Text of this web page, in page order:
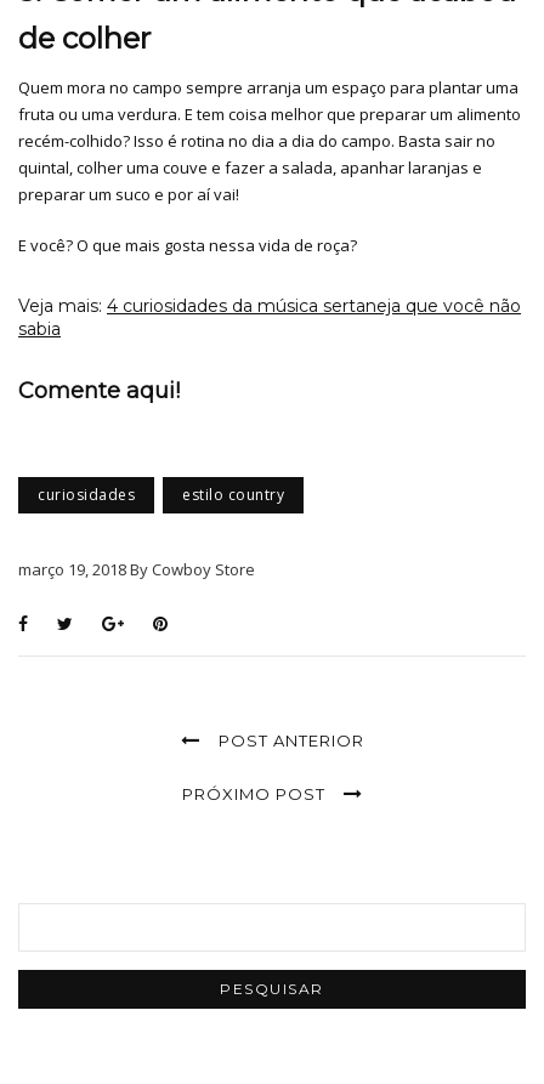
de colher
Quem mora no campo sempre arranja um espaço para plantar uma
fruta ou uma verdura. E tem coisa melhor que preparar um alimento
recém-colhido? Isso é rotina no dia a dia do campo. Basta sair no
quintal, colher uma couve e fazer a salada, apanhar laranjas e
preparar um suco e por aí vai!
E você? O que mais gosta nessa vida de roça?
Veja mais: 4 curiosidades da música sertaneja que você não
sabia
Comente aqui!
curiosidades estilo country
março 19, 2018 By Cowboy Store
POST ANTERIOR
PRÓXIMO POST